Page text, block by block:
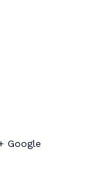
Google